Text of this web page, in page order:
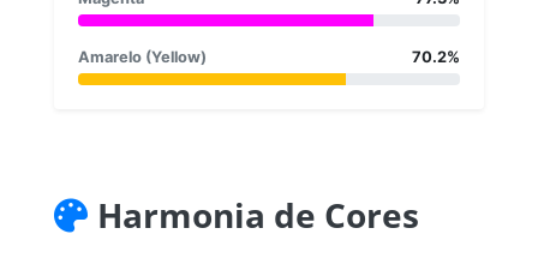
Amarelo (Yellow) 70.2%
Harmonia de Cores